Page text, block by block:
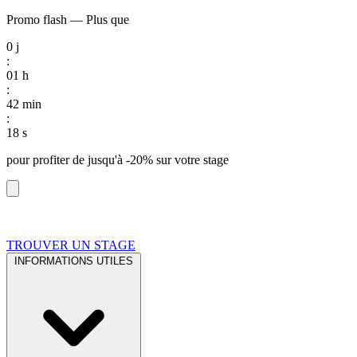
Promo flash — Plus que
0 j
:
01 h
:
42 min
:
17 s
pour profiter de jusqu'à -20% sur votre stage
TROUVER UN STAGE
INFORMATIONS UTILES